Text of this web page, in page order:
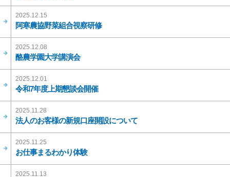
2025.12.15
阿寒農協野菜組合視察研修
2025.12.08
酪農学園大学講演会
2025.12.01
令和7年度上期懇談会開催
2025.11.28
法人のお客様の新規口座開設について
2025.11.25
お仕事まるわかり体験
2025.11.13